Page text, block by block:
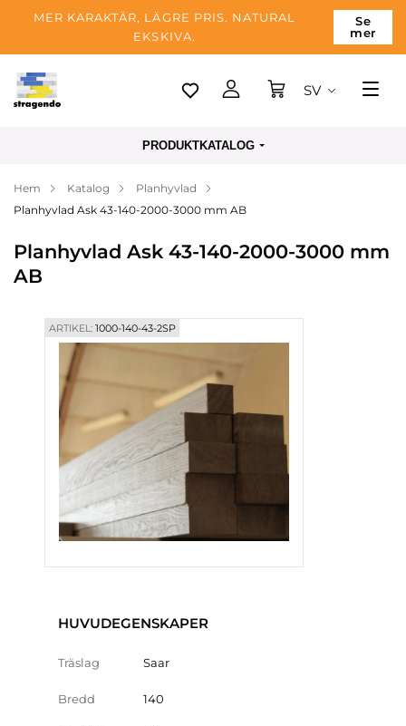
MER KARAKTÄR, LÄGRE PRIS. NATURAL
EKSKIVA.
Se
mer
Tallinn
Betalning
Blogg
SV
PRODUKTKATALOG
Hem Katalog
Planhyvlad
Planhyvlad Ask 43-140-2000-3000 mm AB
Planhyvlad Ask 43-140-2000-3000 mm
AB
ARTIKEL:1000-140-43-2SP
HUVUDEGENSKAPER
Träslag Saar
Bredd 140